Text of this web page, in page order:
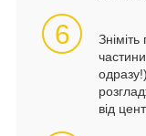
6
від